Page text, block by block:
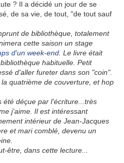
? Il a décidé un jour de se
de sa vie, de tout, "de tout sauf
de bibliothèque, totalement
cette saison un stage
d'un week-end . Le livre était
habituelle. Petit
d'aller fureter dans son "coin".
quatrième de couverture, et hop
été déçue par l'écriture...très
j'aime. Il est intéressant
intérieur de Jean-Jacques
et mari comblé, devenu un
être, dans cette lecture...